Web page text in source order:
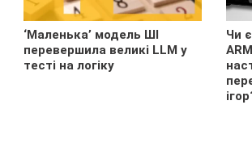
‘Маленька’ модель ШІ
перевершила великі LLM у
тесті на логіку
Чи